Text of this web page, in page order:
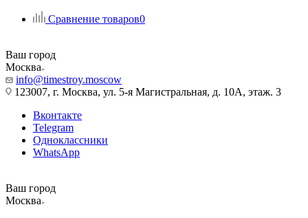
Сравнение товаров0
Ваш город
Москва
info@timestroy.moscow
123007, г. Москва, ул. 5-я Магистральная, д. 10А, этаж. 3
Вконтакте
Telegram
Одноклассники
WhatsApp
Ваш город
Москва